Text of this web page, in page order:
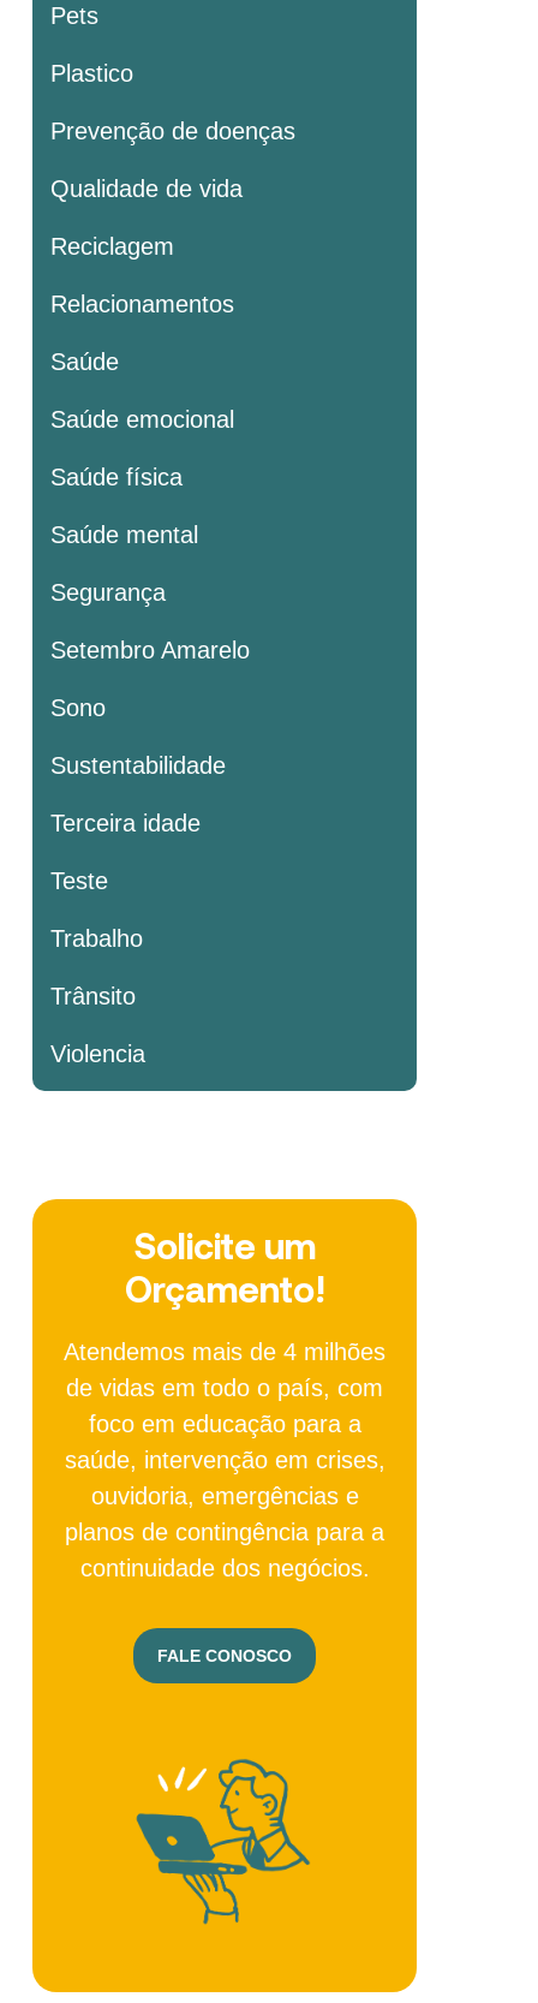
Pets
Plastico
Prevenção de doenças
Qualidade de vida
Reciclagem
Relacionamentos
Saúde
Saúde emocional
Saúde física
Saúde mental
Segurança
Setembro Amarelo
Sono
Sustentabilidade
Terceira idade
Teste
Trabalho
Trânsito
Violencia
Solicite um
Orçamento!
Atendemos mais de 4 milhões
de vidas em todo o país, com
foco em educação para a
saúde, intervenção em crises,
ouvidoria, emergências e
planos de contingência para a
continuidade dos negócios.
FALE CONOSCO